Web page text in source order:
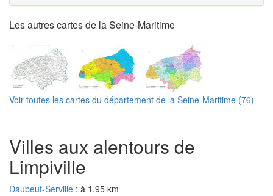
Les autres cartes de la Seine-Maritime
Voir toutes les cartes du département de la Seine-Maritime (76)
Villes aux alentours de
Limpiville
Daubeuf-Serville : à 1.95 km